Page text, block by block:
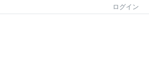
ログイン